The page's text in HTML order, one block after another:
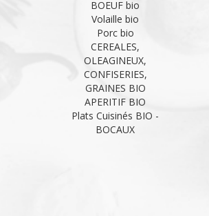
BOEUF bio
Volaille bio
Porc bio
CEREALES,
OLEAGINEUX,
CONFISERIES,
GRAINES BIO
APERITIF BIO
Plats Cuisinés BIO -
BOCAUX